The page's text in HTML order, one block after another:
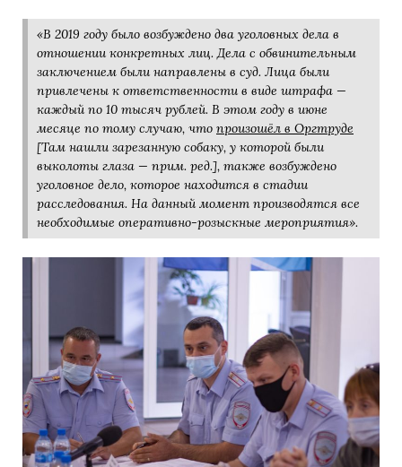
«В 2019 году было возбуждено два уголовных дела в
отношении конкретных лиц. Дела с обвинительным
заключением были направлены в суд. Лица были
привлечены к ответственности в виде штрафа —
каждый по 10 тысяч рублей. В этом году в июне
месяце по тому случаю, что произошёл в Оргтруде
[Там нашли зарезанную собаку, у которой были
выколоты глаза — прим. ред.], также возбуждено
уголовное дело, которое находится в стадии
расследования. На данный момент производятся все
необходимые оперативно-розыскные мероприятия».